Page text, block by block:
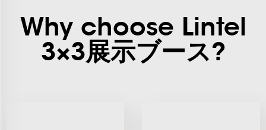
Why choose Lintel
3×3展示ブース?